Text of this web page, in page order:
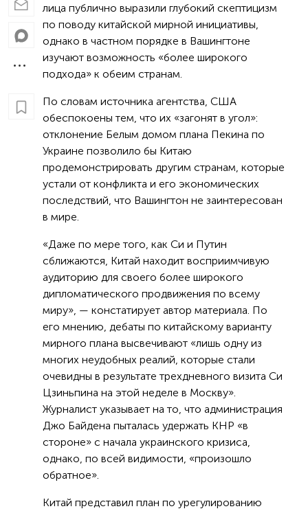
лица публично выразили глубокий скептицизм
по поводу китайской мирной инициативы,
однако в частном порядке в Вашингтоне
изучают возможность «более широкого
подхода» к обеим странам.
По словам источника агентства, США
обеспокоены тем, что их «загонят в угол»:
отклонение Белым домом плана Пекина по
Украине позволило бы Китаю
продемонстрировать другим странам, которые
устали от конфликта и его экономических
последствий, что Вашингтон не заинтересован
в мире.
«Даже по мере того, как Си и Путин
сближаются, Китай находит восприимчивую
аудиторию для своего более широкого
дипломатического продвижения по всему
миру», — констатирует автор материала. По
его мнению, дебаты по китайскому варианту
мирного плана высвечивают «лишь одну из
многих неудобных реалий, которые стали
очевидны в результате трехдневного визита Си
Цзиньпина на этой неделе в Москву».
Журналист указывает на то, что администрация
Джо Байдена пыталась удержать КНР «в
стороне» с начала украинского кризиса,
однако, по всей видимости, «произошло
обратное».
Китай представил план по урегулированию